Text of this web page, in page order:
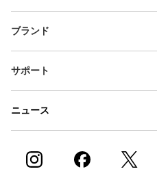
ブランド
サポート
ニュース